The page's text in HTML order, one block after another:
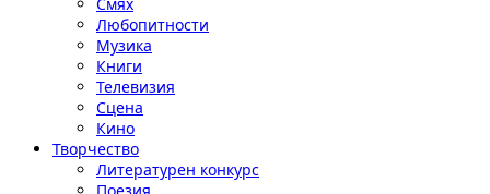
Любопитности
Музика
Книги
Телевизия
Сцена
Кино
Творчество
Литературен конкурс